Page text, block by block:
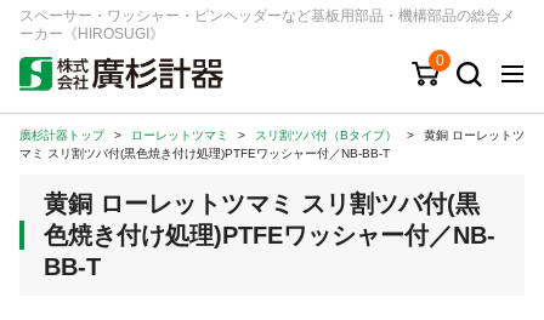
スペーサー・ワッシャー・ピンヘッダーなど基板用部品・機構部品の総合メ
ーカー《HIROSUGI》
0
キーワード 品番/シリーズ
商品カテゴリから探す
ジャンルから探す
シリーズから探す
廣杉計器トップ > ローレットツマミ > スリ割ツバ付（Bタイプ） >
黄銅 ローレットツ
マミ スリ割ツバ付(黒色焼き付け処理)PTFEワッシャー付／NB-BB-T
黄銅 ローレットツマミ スリ割ツバ付(黒
色焼き付け処理)PTFEワッシャー付／NB-
BB-T